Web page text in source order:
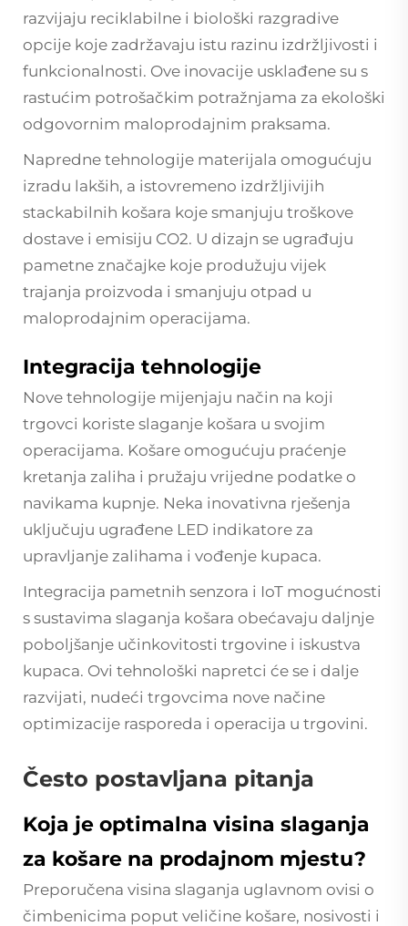
razvijaju reciklabilne i biološki razgradive
opcije koje zadržavaju istu razinu izdržljivosti i
funkcionalnosti. Ove inovacije usklađene su s
rastućim potrošačkim potražnjama za ekološki
odgovornim maloprodajnim praksama.
Napredne tehnologije materijala omogućuju
izradu lakših, a istovremeno izdržljivijih
stackabilnih košara koje smanjuju troškove
dostave i emisiju CO2. U dizajn se ugrađuju
pametne značajke koje produžuju vijek
trajanja proizvoda i smanjuju otpad u
maloprodajnim operacijama.
Integracija tehnologije
Nove tehnologije mijenjaju način na koji
trgovci koriste slaganje košara u svojim
operacijama. Košare omogućuju praćenje
kretanja zaliha i pružaju vrijedne podatke o
navikama kupnje. Neka inovativna rješenja
uključuju ugrađene LED indikatore za
upravljanje zalihama i vođenje kupaca.
Integracija pametnih senzora i IoT mogućnosti
s sustavima slaganja košara obećavaju daljnje
poboljšanje učinkovitosti trgovine i iskustva
kupaca. Ovi tehnološki napretci će se i dalje
razvijati, nudeći trgovcima nove načine
optimizacije rasporeda i operacija u trgovini.
Često postavljana pitanja
Koja je optimalna visina slaganja
za košare na prodajnom mjestu?
Preporučena visina slaganja uglavnom ovisi o
čimbenicima poput veličine košare, nosivosti i